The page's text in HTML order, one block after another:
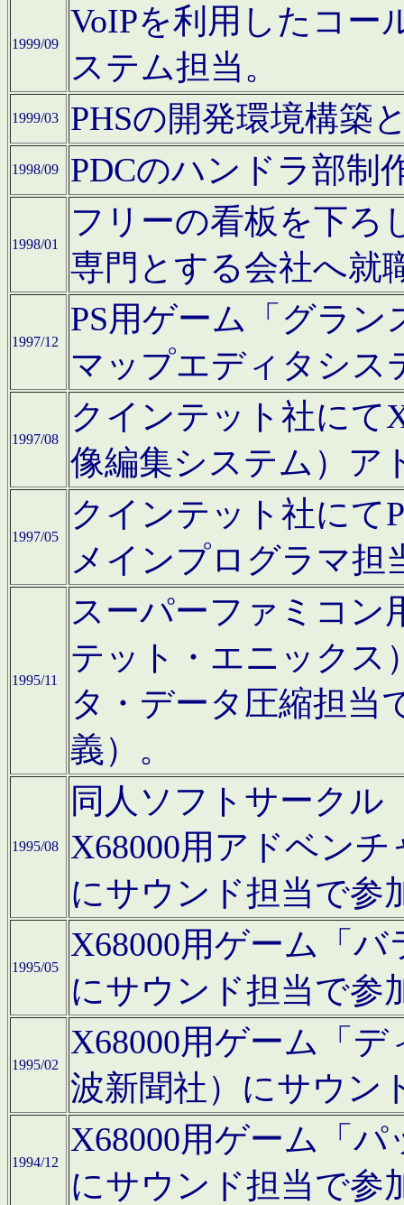
1999/09
VoIPを利用したコー
ステム担当。
1999/03 PHSの開発環境構築
1998/09 PDCのハンドラ部制
1998/01
フリーの看板を下ろ
専門とする会社へ就
1997/12
PS用ゲーム「グラン
マップエディタシス
1997/08
クインテット社にて
像編集システム）ア
1997/05
クインテット社にて
メインプログラマ担
1995/11
スーパーファミコン
テット・エニックス
タ・データ圧縮担当
義）。
1995/08
同人ソフトサークル
X68000用アドベン
にサウンド担当で参
1995/05
X68000用ゲーム「
にサウンド担当で参
1995/02
X68000用ゲーム「
波新聞社）にサウン
1994/12
X68000用ゲーム「
にサウンド担当で参